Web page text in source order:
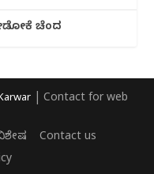
ಚೆಂದ
| Contact for web
Contact us